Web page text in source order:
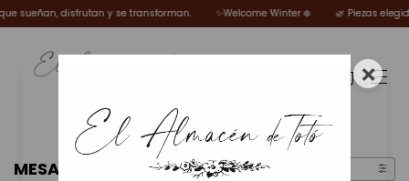
y se transforman. ✨Welcome Winter ❄️ 🌿 Piezas elegidas por Totó para
MESAS
×